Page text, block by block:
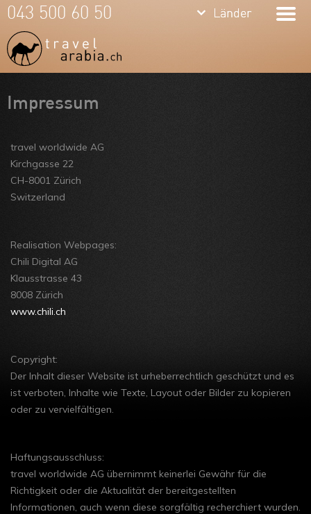
Meine Favoriten
Feedbacks
ARVB
keyboard_arrow_down Länder
keyboard_arrow_down Länder
043 500 60 50
Impressum
travel worldwide AG
Kirchgasse 22
CH-8001 Zürich
Switzerland
Realisation Webpages:
Chili Digital AG
Klausstrasse 43
8008 Zürich
www.chili.ch
Copyright:
Der Inhalt dieser Website ist urheberrechtlich geschützt und es
ist verboten, Inhalte wie Texte, Layout oder Bilder zu kopieren
oder zu vervielfältigen.
Haftungsausschluss:
travel worldwide AG übernimmt keinerlei Gewähr für die
Richtigkeit oder die Aktualität der bereitgestellten
Informationen, auch wenn diese sorgfältig recherchiert wurden.